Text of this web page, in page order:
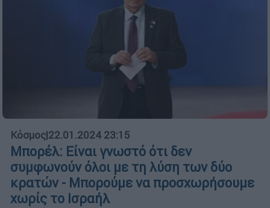
Κόσμος|22.01.2024 23:15
Μπορέλ: Είναι γνωστό ότι δεν
συμφωνούν όλοι με τη λύση των δύο
κρατών - Μπορούμε να προσχωρήσουμε
χωρίς το Ισραήλ